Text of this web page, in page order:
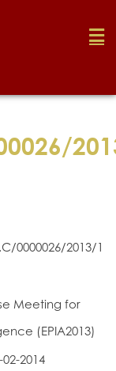
0000026/2013/1
Meeting for
(EPIA2013)
2014